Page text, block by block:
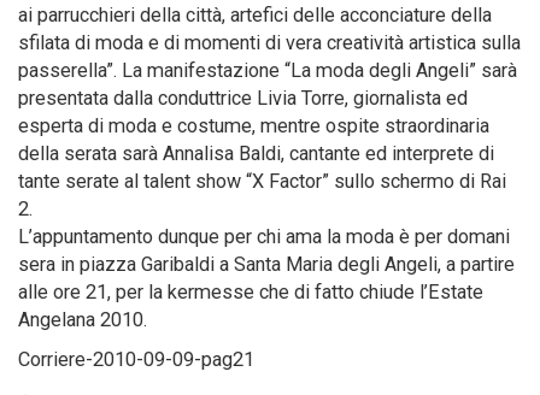
ai parrucchieri della città, artefici delle acconciature della
sfilata di moda e di momenti di vera creatività artistica sulla
passerella”. La manifestazione “La moda degli Angeli” sarà
presentata dalla conduttrice Livia Torre, giornalista ed
esperta di moda e costume, mentre ospite straordinaria
della serata sarà Annalisa Baldi, cantante ed interprete di
tante serate al talent show “X Factor” sullo schermo di Rai
2.
L’appuntamento dunque per chi ama la moda è per domani
sera in piazza Garibaldi a Santa Maria degli Angeli, a partire
alle ore 21, per la kermesse che di fatto chiude l’Estate
Angelana 2010.
Corriere-2010-09-09-pag21